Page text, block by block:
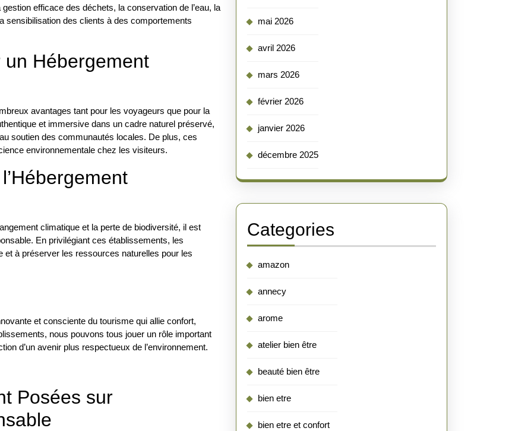
efficace des déchets, la conservation de l’eau, la
sensibilisation des clients à des comportements
un Hébergement
avantages tant pour les voyageurs que pour la
et immersive dans un cadre naturel préservé,
soutien des communautés locales. De plus, ces
environnementale chez les visiteurs.
climatique et la perte de biodiversité, il est
En privilégiant ces établissements, les
à préserver les ressources naturelles pour les
et consciente du tourisme qui allie confort,
nous pouvons tous jouer un rôle important
d’un avenir plus respectueux de l’environnement.
Posées sur
mai 2026
avril 2026
mars 2026
février 2026
janvier 2026
décembre 2025
Categories
amazon
annecy
arome
atelier bien être
beauté bien être
bien etre
bien etre et confort